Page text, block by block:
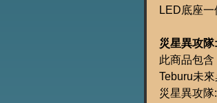
LED底座一
災星異攻
此商品包含
Teburu未
災星異攻隊